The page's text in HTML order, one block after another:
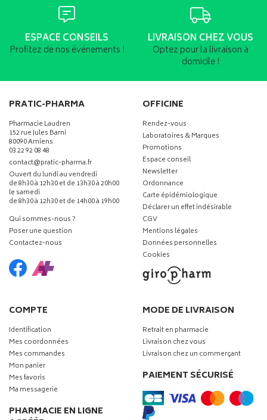
ESPACE CONSEILS
Profitez de nos événements !
LIVRAISON CHEZ VOUS
Optez pour la livraison à
domicile !
PRATIC-PHARMA
Pharmacie Laudren
152 rue Jules Barni
80090 Amiens
03 22 92 08 48
contact-
@-
pratic-pharma.fr
Ouvert du lundi au vendredi
de 8h30 à 12h30 et de 13h30 à 20h00
le samedi
de 8h30 à 12h30 et de 14h00 à 19h00
Qui sommes-nous ?
Poser une question
Contactez-nous
OFFICINE
Rendez-vous
Laboratoires & Marques
Promotions
Espace conseil
Newsletter
Ordonnance
Carte épidémiologique
Déclarer un effet indésirable
CGV
Mentions légales
Données personnelles
Cookies
COMPTE
Identification
Mes coordonnées
Mes commandes
Mon panier
Mes favoris
Ma messagerie
PHARMACIE EN LIGNE
MODE DE LIVRAISON
Retrait en pharmacie
Livraison chez vous
Livraison chez un commerçant
PAIEMENT SÉCURISÉ